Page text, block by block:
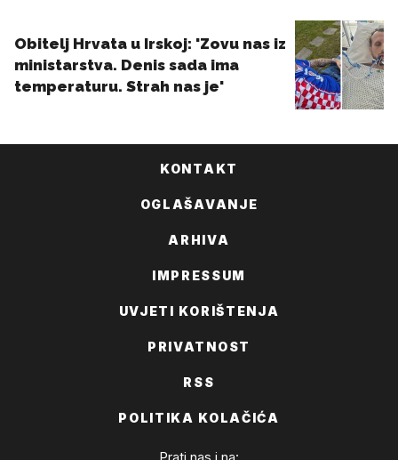
KONTAKT
OGLAŠAVANJE
ARHIVA
IMPRESSUM
UVJETI KORIŠTENJA
PRIVATNOST
RSS
POLITIKA KOLAČIĆA
Prati nas i na: